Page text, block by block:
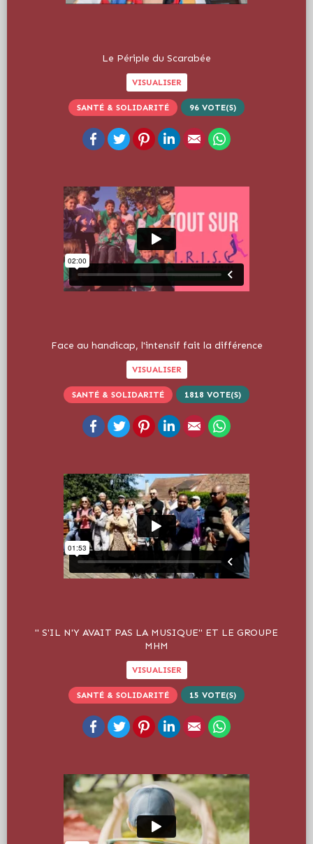
Le Périple du Scarabée
VISUALISER
SANTÉ & SOLIDARITÉ 96 VOTE(S)
FacebookTwitter PinterestLinkedInEmail
Face au handicap, l'intensif fait la différence
VISUALISER
SANTÉ & SOLIDARITÉ 1818 VOTE(S)
FacebookTwitter PinterestLinkedInEmail
" S'IL N'Y AVAIT PAS LA MUSIQUE" ET LE GROUPE
MHM
VISUALISER
SANTÉ & SOLIDARITÉ 15 VOTE(S)
FacebookTwitter PinterestLinkedInEmail